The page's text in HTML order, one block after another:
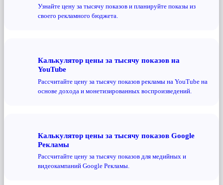
Узнайте цену за тысячу показов и планируйте показы из
своего рекламного бюджета.
Калькулятор цены за тысячу показов на
YouTube
Рассчитайте цену за тысячу показов рекламы на YouTube на
основе дохода и монетизированных воспроизведений.
Калькулятор цены за тысячу показов Google
Рекламы
Рассчитайте цену за тысячу показов для медийных и
видеокампаний Google Рекламы.